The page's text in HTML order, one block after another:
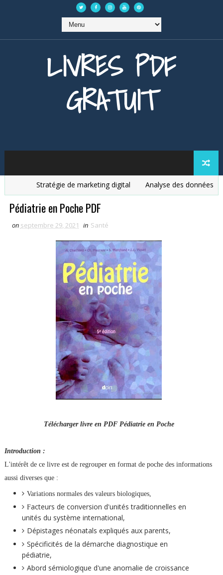
LIVRES PDF
GRATUIT
Stratégie de marketing digital Analyse des données PDF
Pédiatrie en Poche PDF
on septembre 29, 2021 in Santé
Télécharger livre en PDF Pédiatrie en Poche
Introduction :
L'intérêt de ce livre est de regrouper en format de poche des informations
aussi diverses que :
Variations normales des valeurs biologiques,
Facteurs de conversion d'unités traditionnelles en
unités du système international,
Dépistages néonatals expliqués aux parents,
Spécificités de la démarche diagnostique en
pédiatrie,
Abord sémiologique d'une anomalie de croissance